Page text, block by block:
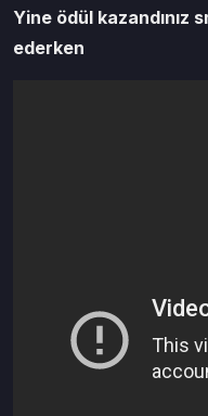
Yine ödül kazandınız
ederken